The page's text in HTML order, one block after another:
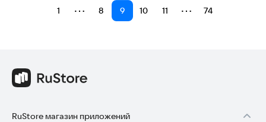
1 ⋯ 8 9 10 11 ⋯ 74
RuStore магазин приложений